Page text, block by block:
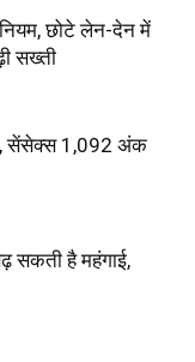
छोटे लेन-देन में
सख्ती
सेंसेक्स 1,092 अंक
सकती है महंगाई,